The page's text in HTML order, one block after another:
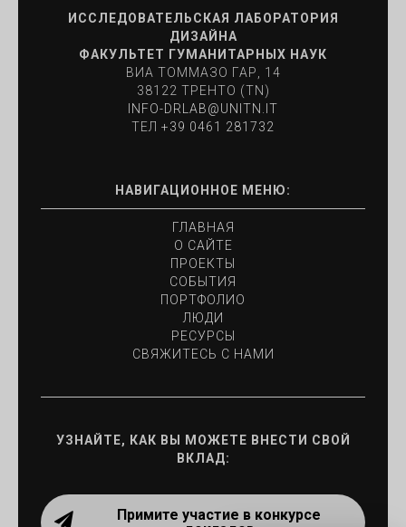
ИССЛЕДОВАТЕЛЬСКАЯ ЛАБОРАТОРИЯ
ДИЗАЙНА
ФАКУЛЬТЕТ ГУМАНИТАРНЫХ НАУК
ВИА ТОММАЗО ГАР, 14
38122 ТРЕНТО (TN)
INFO-DRLAB@UNITN.IT
ТЕЛ +39 0461 281732
НАВИГАЦИОННОЕ МЕНЮ:
ГЛАВНАЯ
О САЙТЕ
ПРОЕКТЫ
СОБЫТИЯ
ПОРТФОЛИО
ЛЮДИ
РЕСУРСЫ
СВЯЖИТЕСЬ С НАМИ
УЗНАЙТЕ, КАК ВЫ МОЖЕТЕ ВНЕСТИ СВОЙ
ВКЛАД:
Примите участие в конкурсе